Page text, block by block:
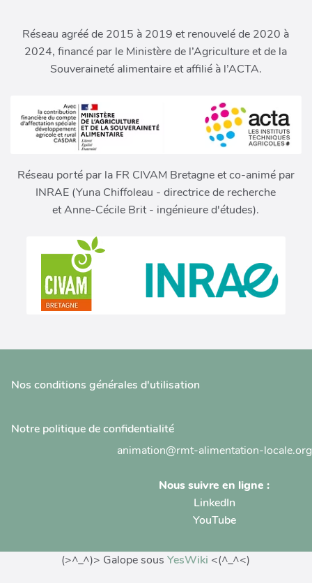
Réseau agréé de 2015 à 2019 et renouvelé de 2020 à
2024, financé par le Ministère de l’Agriculture et de la
Souveraineté alimentaire et affilié à l’ACTA.
Réseau porté par la FR CIVAM Bretagne et co-animé par
INRAE (Yuna Chiffoleau - directrice de recherche
et Anne-Cécile Brit - ingénieure d'études).
Nos conditions générales d'utilisation
Notre politique de confidentialité
animation@rmt-alimentation-locale.org
Nous suivre en ligne :
LinkedIn
YouTube
(>^_^)> Galope sousYesWiki <(^_^<)